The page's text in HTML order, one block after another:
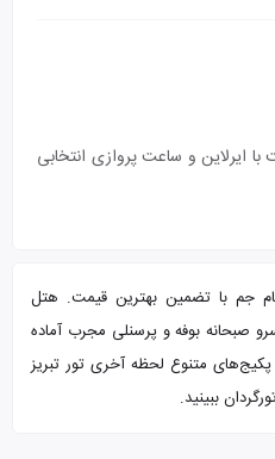
ایرلاین و ساعت پروازی انتخابی
جام جم با تضمین بهترین قیمت. هتل
همراه با سرو صبحانه بوفه و پرسنلی مجرب آماده
متنوع لحظه آخری تور تبریز
ببینید.